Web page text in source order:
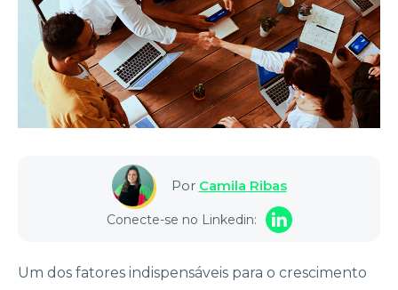
Por Camila Ribas
Conecte-se no Linkedin:
Um dos fatores indispensáveis para o crescimento